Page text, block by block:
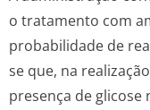
o tratamento com
probabilidade de
se que, na
presença de